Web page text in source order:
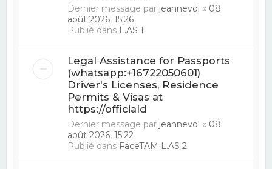
Dernier message par jeannevol « 08
août 2026, 15:26
Publié dans L.AS 1
Legal Assistance for Passports
(whatsapp:+16722050601)
Driver's Licenses, Residence
Permits & Visas at
https://officiald
Dernier message par jeannevol « 08
août 2026, 15:22
Publié dans FaceTAM L.AS 2